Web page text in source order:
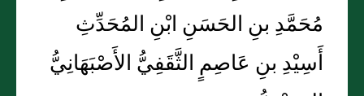
مُحَمَّدِ بنِ الحَسَنِ ابْنِ المُحَدِّثِ
أَسِيْدِ بنِ عَاصِمٍ الثَّقَفِيُّ الأَصْبَهَانِيُّ